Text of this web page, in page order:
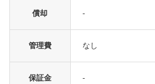
償却 -
管理費 なし
保証金 -